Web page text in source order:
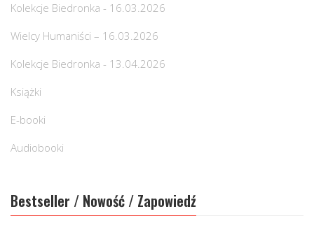
Kolekcje Biedronka - 16.03.2026
Wielcy Humaniści – 16.03.2026
Kolekcje Biedronka - 13.04.2026
Książki
E-booki
Audiobooki
Bestseller / Nowość / Zapowiedź